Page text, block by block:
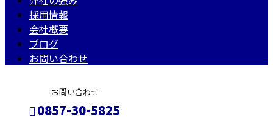
採用情報
会社概要
ブログ
お問い合わせ
お問い合わせ
0857-30-5825